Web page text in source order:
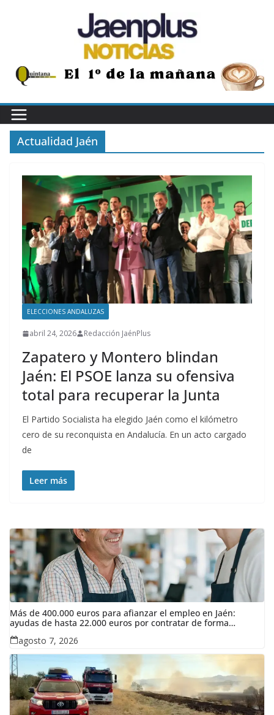
Actualidad Jaén
ELECCIONES ANDALUZAS
abril 24, 2026 Redacción JaénPlus
Zapatero y Montero blindan
Jaén: El PSOE lanza su ofensiva
total para recuperar la Junta
El Partido Socialista ha elegido Jaén como el kilómetro
cero de su reconquista en Andalucía. En un acto cargado
de
Leer más
Más de 400.000 euros para afianzar el empleo en Jaén:
ayudas de hasta 22.000 euros por contratar de forma
indefinida
agosto 7, 2026